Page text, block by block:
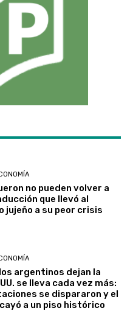
no pueden volver a
que llevó al
jujeño a su peor crisis
argentinos dejan la
se lleva cada vez más:
se dispararon y el
a un piso histórico